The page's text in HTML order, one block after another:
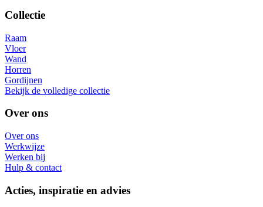
Collectie
Raam
Vloer
Wand
Horren
Gordijnen
Bekijk de volledige collectie
Over ons
Over ons
Werkwijze
Werken bij
Hulp & contact
Acties, inspiratie en advies